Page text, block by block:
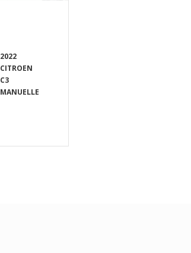
2022
CITROEN
C3
MANUELLE